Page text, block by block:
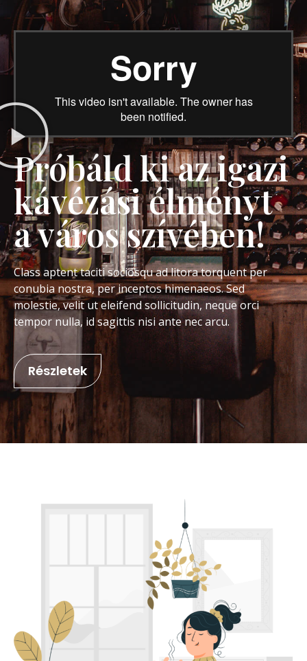
Próbáld ki az igazi
kávézási élményt
a város szívében!
Class aptent taciti sociosqu ad litora torquent per
conubia nostra, per inceptos himenaeos. Sed
molestie, velit ut eleifend sollicitudin, neque orci
tempor nulla, id sagittis nisi ante nec arcu.
Részletek